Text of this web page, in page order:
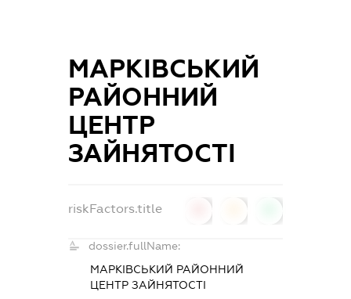
МАРКІВСЬКИЙ
РАЙОННИЙ
ЦЕНТР
ЗАЙНЯТОСТІ
riskFactors.title
dossier.fullName:
МАРКІВСЬКИЙ РАЙОННИЙ
ЦЕНТР ЗАЙНЯТОСТІ